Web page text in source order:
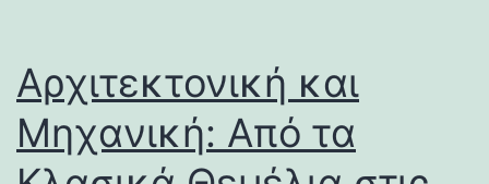
Αρχιτεκτονική και
Μηχανική: Από τα